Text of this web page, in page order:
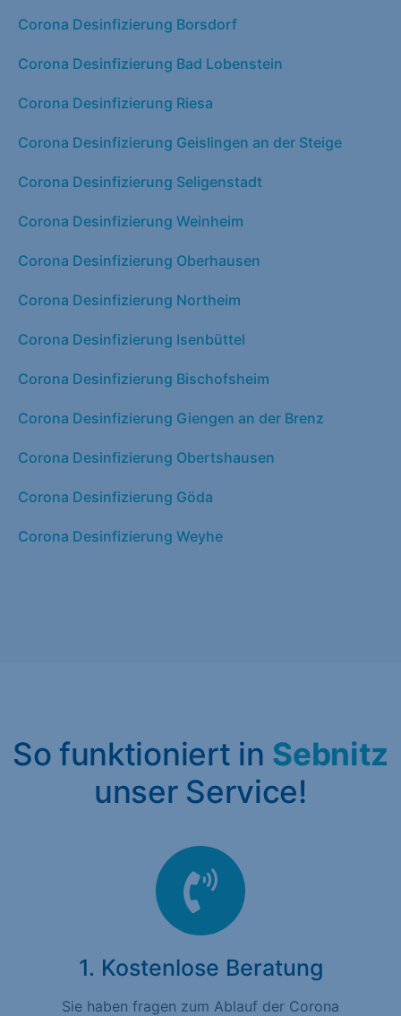
Corona Desinfizierung Borsdorf
Corona Desinfizierung Bad Lobenstein
Corona Desinfizierung Riesa
Corona Desinfizierung Geislingen an der Steige
Corona Desinfizierung Seligenstadt
Corona Desinfizierung Weinheim
Corona Desinfizierung Oberhausen
Corona Desinfizierung Northeim
Corona Desinfizierung Isenbüttel
Corona Desinfizierung Bischofsheim
Corona Desinfizierung Giengen an der Brenz
Corona Desinfizierung Obertshausen
Corona Desinfizierung Göda
Corona Desinfizierung Weyhe
So funktioniert in Sebnitz
unser Service!
1. Kostenlose Beratung
Sie haben fragen zum Ablauf der Corona